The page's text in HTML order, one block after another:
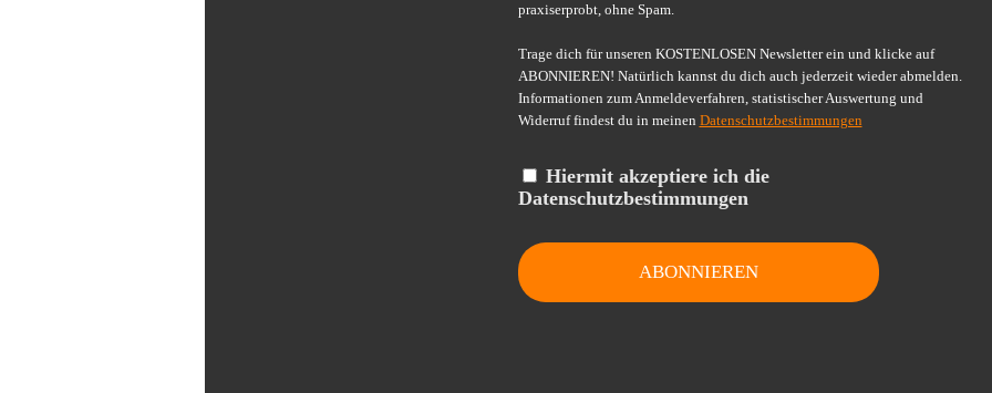
praxiserprobt, ohne Spam.
Trage dich für unseren KOSTENLOSEN Newsletter ein und klicke auf
ABONNIEREN! Natürlich kannst du dich auch jederzeit wieder abmelden.
Informationen zum Anmeldeverfahren, statistischer Auswertung und
Widerruf findest du in meinen Datenschutzbestimmungen
Hiermit akzeptiere ich die
Datenschutzbestimmungen